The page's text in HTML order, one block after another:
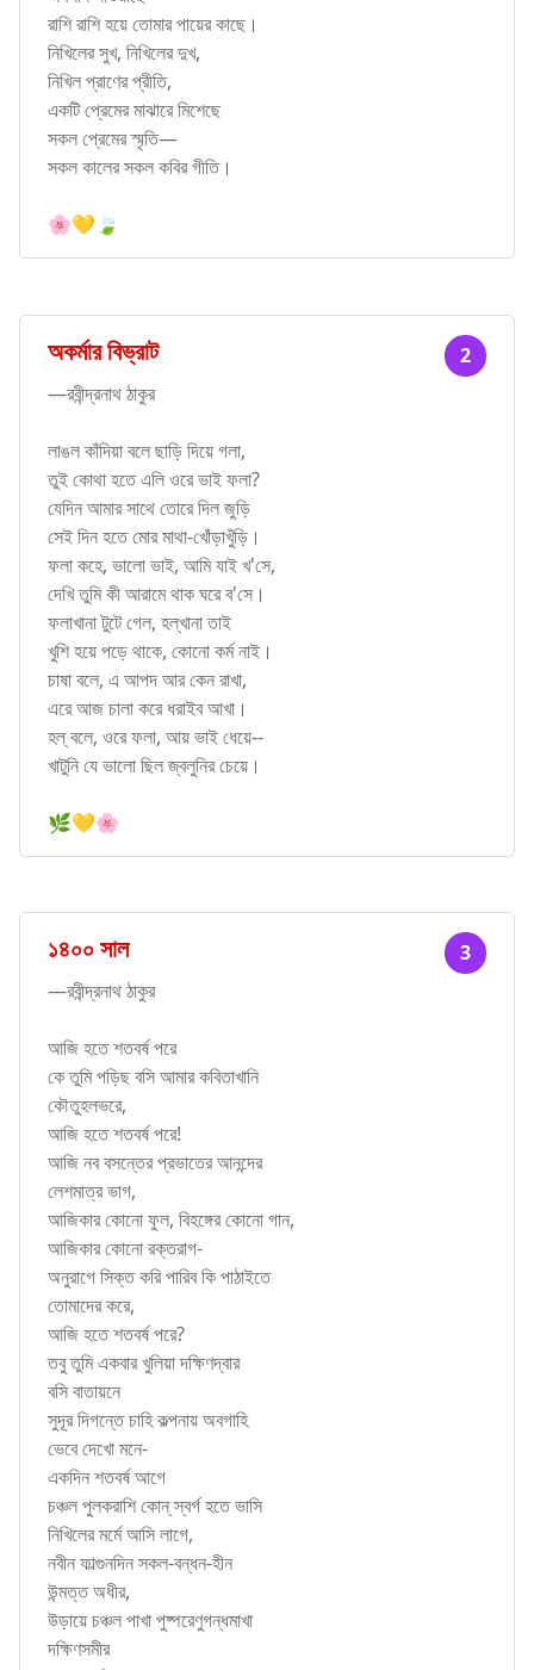
রাশি রাশি হয়ে তোমার পায়ের কাছে।
নিখিলের সুখ, নিখিলের দুখ,
নিখিল প্রাণের প্রীতি,
একটি প্রেমের মাঝারে মিশেছে
সকল প্রেমের স্মৃতি—
সকল কালের সকল কবির গীতি।
🌸💛🍃
2
অকর্মার বিভ্রাট
—রবীন্দ্রনাথ ঠাকুর
লাঙল কাঁদিয়া বলে ছাড়ি দিয়ে গলা,
তুই কোথা হতে এলি ওরে ভাই ফলা?
যেদিন আমার সাথে তোরে দিল জুড়ি
সেই দিন হতে মোর মাথা-খোঁড়াখুঁড়ি।
ফলা কহে, ভালো ভাই, আমি যাই খ'সে,
দেখি তুমি কী আরামে থাক ঘরে ব'সে।
ফলাখানা টুটে গেল, হল্খানা তাই
খুশি হয়ে পড়ে থাকে, কোনো কর্ম নাই।
চাষা বলে, এ আপদ আর কেন রাখা,
এরে আজ চালা করে ধরাইব আখা।
হল্ বলে, ওরে ফলা, আয় ভাই ধেয়ে--
খাটুনি যে ভালো ছিল জ্বলুনির চেয়ে।
🌿💛🌸
3
১৪০০ সাল
—রবীন্দ্রনাথ ঠাকুর
আজি হতে শতবর্ষ পরে
কে তুমি পড়িছ বসি আমার কবিতাখানি
কৌতুহলভরে,
আজি হতে শতবর্ষ পরে!
আজি নব বসন্তের প্রভাতের আনন্দের
লেশমাত্র ভাগ,
আজিকার কোনো ফুল, বিহঙ্গের কোনো গান,
আজিকার কোনো রক্তরাগ-
অনুরাগে সিক্ত করি পারিব কি পাঠাইতে
তোমাদের করে,
আজি হতে শতবর্ষ পরে?
তবু তুমি একবার খুলিয়া দক্ষিণদ্বার
বসি বাতায়নে
সুদূর দিগন্তে চাহি কল্পনায় অবগাহি
ভেবে দেখো মনে-
একদিন শতবর্ষ আগে
চঞ্চল পুলকরাশি কোন্ স্বর্গ হতে ভাসি
নিখিলের মর্মে আসি লাগে,
নবীন ফাল্গুনদিন সকল-বন্ধন-হীন
উন্মত্ত অধীর,
উড়ায়ে চঞ্চল পাখা পুষ্পরেণুগন্ধমাখা
দক্ষিণসমীর